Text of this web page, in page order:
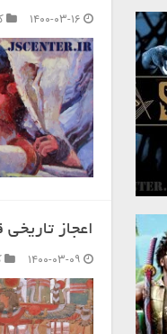
۱۴۰۰-۰۳-۱۶
اعجاز
۱۴۰۰-۰۳-۰۹